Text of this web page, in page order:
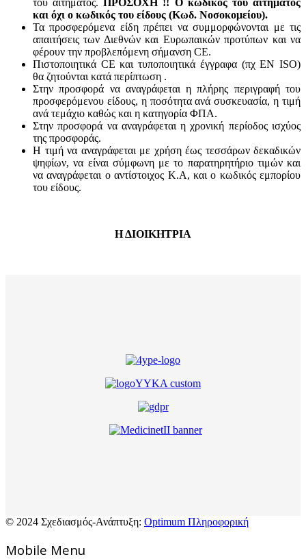
και όχι ο κωδικός του είδους (Κωδ. Νοσοκομείου).
Τα προσφερόμενα είδη πρέπει να συμμορφώνονται με τις
απαιτήσεις των Διεθνών και Ευρωπαικών προτύπων και να
φέρουν την προβλεπόμενη σήμανση CE.
Πιστοποιητικά CE και τυποποιητικά έγγραφα (πχ EN ISO)
θα ζητούνται κατά περίπτωση .
Στην προσφορά να αναγράφεται η πλήρης περιγραφή του
προσφερόμενου είδους, η ποσότητα ανά συσκευασία, η τιμή
ανά τεμάχιο καθώς και η κατηγορία ΦΠΑ.
Στην προσφορά να αναγράφεται η χρονική περίοδος ισχύος
της προσφοράς.
Η τιμή να αναγράφεται με χρήση έως τεσσάρων δεκαδικών
ψηφίων, να είναι σύμφωνη με το παρατηρητήριο τιμών και
να αναγράφεται ο αντίστοιχος Κ.Α, και ο κωδικός εμπορίου
του είδους.
Η ΔΙΟΙΚΗΤΡΙΑ
© 2024 Σχεδιασμός-Ανάπτυξη: Optimum Πληροφορική
Mοbile Menu